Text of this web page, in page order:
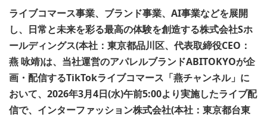
ライブコマース事業、ブランド事業、AI事業などを展開
し、日常と未来を彩る最高の体験を創造する株式会社Sホ
ールディングス(本社：東京都品川区、代表取締役CEO：
燕 咏靖)は、当社運営のアパレルブランドABITOKYOが企
画・配信するTikTokライブコマース「燕チャンネル」に
おいて、2026年3月4日(水)午前5:00より実施したライブ配
信で、インターファッション株式会社(本社：東京都台東